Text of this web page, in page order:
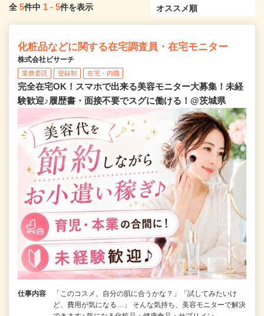
全 5件中 1 - 5件を表示
化粧品などに関する在宅調査員・在宅モニター
株式会社ビサーチ
業務委託 登録制 在宅・内職
完全在宅OK！スマホで出来る美容モニター大募集！未経
験歓迎♪履歴書・面接不要でスグに働ける！@茨城県
仕事内容
「このコスメ、自分の肌に合うかな？」「試してみたいけ
ど、費用が気になる…」 そんな気持ち、美容モニターで解決